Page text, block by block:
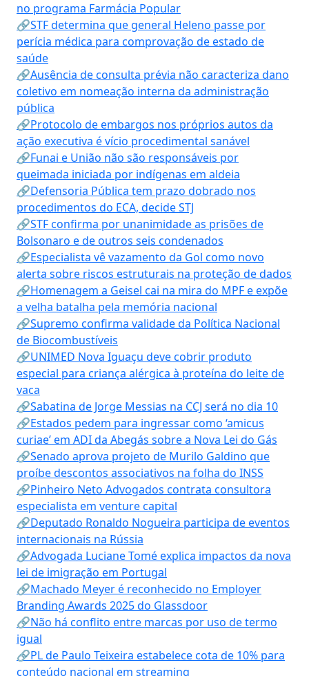
no programa Farmácia Popular
🔗STF determina que general Heleno passe por
perícia médica para comprovação de estado de
saúde
🔗Ausência de consulta prévia não caracteriza dano
coletivo em nomeação interna da administração
pública
🔗Protocolo de embargos nos próprios autos da
ação executiva é vício procedimental sanável
🔗Funai e União não são responsáveis por
queimada iniciada por indígenas em aldeia
🔗Defensoria Pública tem prazo dobrado nos
procedimentos do ECA, decide STJ
🔗STF confirma por unanimidade as prisões de
Bolsonaro e de outros seis condenados
🔗Especialista vê vazamento da Gol como novo
alerta sobre riscos estruturais na proteção de dados
🔗Homenagem a Geisel cai na mira do MPF e expõe
a velha batalha pela memória nacional
🔗Supremo confirma validade da Política Nacional
de Biocombustíveis
🔗UNIMED Nova Iguaçu deve cobrir produto
especial para criança alérgica à proteína do leite de
vaca
🔗Sabatina de Jorge Messias na CCJ será no dia 10
🔗Estados pedem para ingressar como ‘amicus
curiae’ em ADI da Abegás sobre a Nova Lei do Gás
🔗Senado aprova projeto de Murilo Galdino que
proíbe descontos associativos na folha do INSS
🔗Pinheiro Neto Advogados contrata consultora
especialista em venture capital
🔗Deputado Ronaldo Nogueira participa de eventos
internacionais na Rússia
🔗Advogada Luciane Tomé explica impactos da nova
lei de imigração em Portugal
🔗Machado Meyer é reconhecido no Employer
Branding Awards 2025 do Glassdoor
🔗Não há conflito entre marcas por uso de termo
igual
🔗PL de Paulo Teixeira estabelece cota de 10% para
conteúdo nacional em streaming